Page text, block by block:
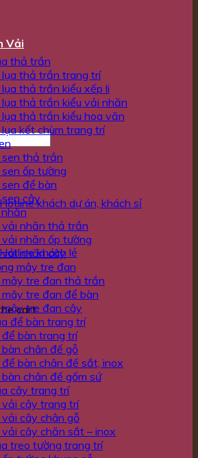
Hotline khách dự án, khách sỉ
Hotline khách lẻ
cart.
Vải
thả trần
thả trần trang trí
thả trần kiểu xếp li
thả trần kiểu vải nhăn
thả trần kiểu hoa văn
kết chùm trang trí
thả trần
ốp tường
để bàn
cây
nhăn thả trần
nhăn ốp tường
nhăn cây
mây tre đan
tre đan thả trần
tre đan để bàn
tre đan cây
để bàn trang trí
bàn trang trí
chân đế gỗ
bàn chân đế sắt, inox
chân đế gốm sứ
cây trang trí
cây trang trí
cây chân gỗ
cây chăn sắt – inox
treo tường trang trí